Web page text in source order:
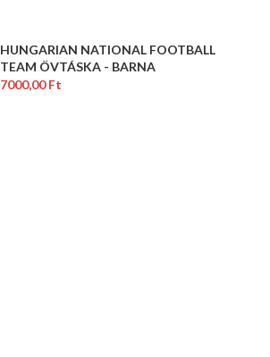
HUNGARIAN NATIONAL FOOTBALL
TEAM ÖVTÁSKA - BARNA
7000,00Ft